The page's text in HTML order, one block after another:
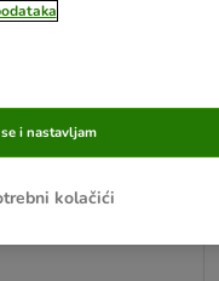
Active Kitten
kolačići
i nastavljam